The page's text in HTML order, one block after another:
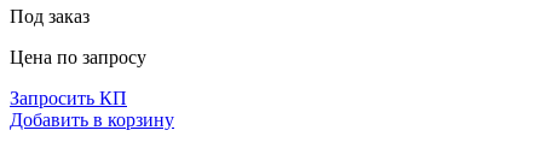
Под заказ
Цена по запросу
Запросить КП
Добавить в корзину